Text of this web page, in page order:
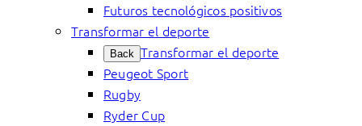
Futuros tecnológicos positivos
Transformar el deporte
Back Transformar el deporte
Peugeot Sport
Rugby
Ryder Cup